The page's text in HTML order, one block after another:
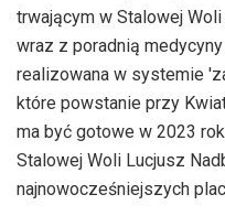
trwającym w Stalowej
wraz z poradnią
realizowana w systemie
które powstanie przy
ma być gotowe w 2023
Stalowej Woli Lucjusz
najnowocześniejszych